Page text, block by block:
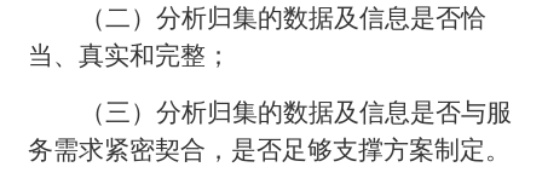
（二）分析归集的数据及信息是否恰
当、真实和完整；
（三）分析归集的数据及信息是否与服
务需求紧密契合，是否足够支撑方案制定。